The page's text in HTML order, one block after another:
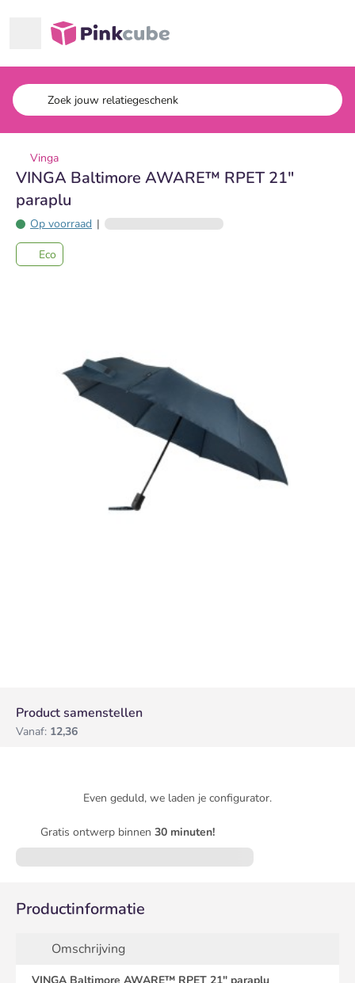
Pinkcube
Vinga
VINGA Baltimore AWARE™ RPET 21"
paraplu
Op voorraad |
Eco
Product samenstellen
Vanaf: 12,36
Even geduld, we laden je configurator.
Gratis ontwerp binnen 30 minuten!
Productinformatie
Omschrijving